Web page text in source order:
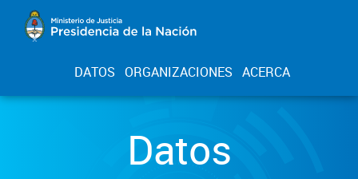
DATOS ORGANIZACIONES ACERCA
Datos